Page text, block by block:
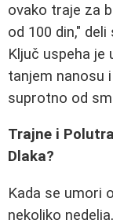
ovako traje za
od 100 din,"
Ključ uspeha je
tanjem nanosu
suprotno od
Trajne i
Dlaka?
Kada se umori
nekoliko